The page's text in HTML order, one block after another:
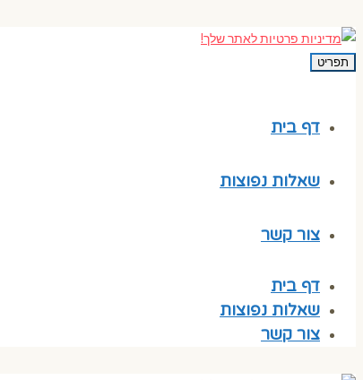
תפריט
דף בית
שאלות נפוצות
צור קשר
דף בית
שאלות נפוצות
צור קשר